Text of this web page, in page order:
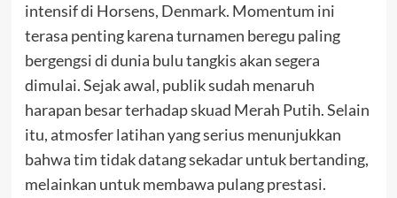
intensif di Horsens, Denmark. Momentum ini
terasa penting karena turnamen beregu paling
bergengsi di dunia bulu tangkis akan segera
dimulai. Sejak awal, publik sudah menaruh
harapan besar terhadap skuad Merah Putih. Selain
itu, atmosfer latihan yang serius menunjukkan
bahwa tim tidak datang sekadar untuk bertanding,
melainkan untuk membawa pulang prestasi.